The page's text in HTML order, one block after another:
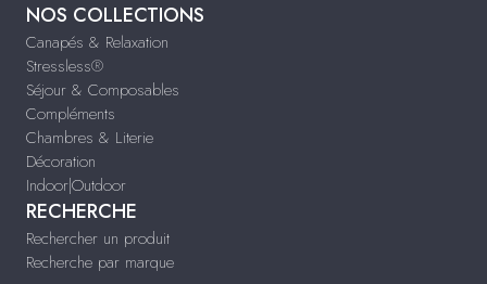
NOS COLLECTIONS
Canapés & Relaxation
Stressless®
Séjour & Composables
Compléments
Chambres & Literie
Décoration
Indoor|Outdoor
RECHERCHE
Rechercher un produit
Recherche par marque